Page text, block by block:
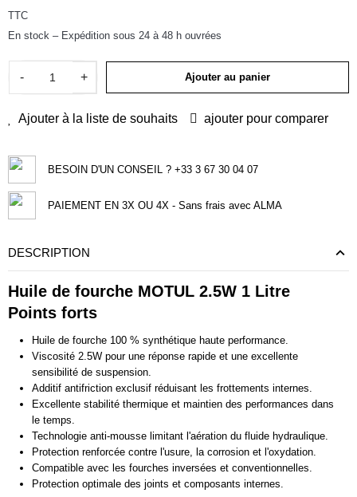
TTC
En stock – Expédition sous 24 à 48 h ouvrées
- + Ajouter au panier
Ajouter à la liste de souhaits ajouter pour comparer
BESOIN D'UN CONSEIL ? +33 3 67 30 04 07
PAIEMENT EN 3X OU 4X - Sans frais avec ALMA
DESCRIPTION
Huile de fourche MOTUL 2.5W 1 Litre
Points forts
Huile de fourche 100 % synthétique haute performance.
Viscosité 2.5W pour une réponse rapide et une excellente
sensibilité de suspension.
Additif antifriction exclusif réduisant les frottements internes.
Excellente stabilité thermique et maintien des performances dans
le temps.
Technologie anti-mousse limitant l'aération du fluide hydraulique.
Protection renforcée contre l'usure, la corrosion et l'oxydation.
Compatible avec les fourches inversées et conventionnelles.
Protection optimale des joints et composants internes.